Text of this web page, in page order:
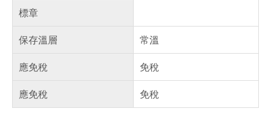
標章
保存溫層
常溫
應免稅
免稅
應免稅
免稅